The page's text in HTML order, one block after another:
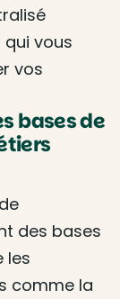
vous
vos
bases de
des bases
les
comme la